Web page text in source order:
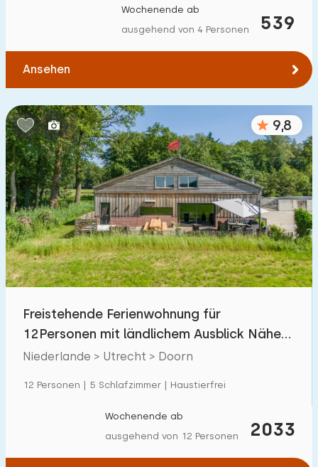
Zu öffentlichen Verkehrsmitteln(max. km):
0,2 0,5 1
Unterkunft
Nicht im Ferienpark 134
Im Ferienpark 129
Einfamilienhaus 203
Ferienbauernhof
Villa
Ferienwohnung
539
Wochenende ab
ausgehend von 4 Personen
Ansehen
9,8
Freistehende Ferienwohnung für
12Personen mit ländlichem Ausblick Nähe
Utrechtse Heuvelrug
Niederlande > Utrecht > Doorn
12 Personen | 5 Schlafzimmer | Haustierfrei
2033
Wochenende ab
ausgehend von 12 Personen